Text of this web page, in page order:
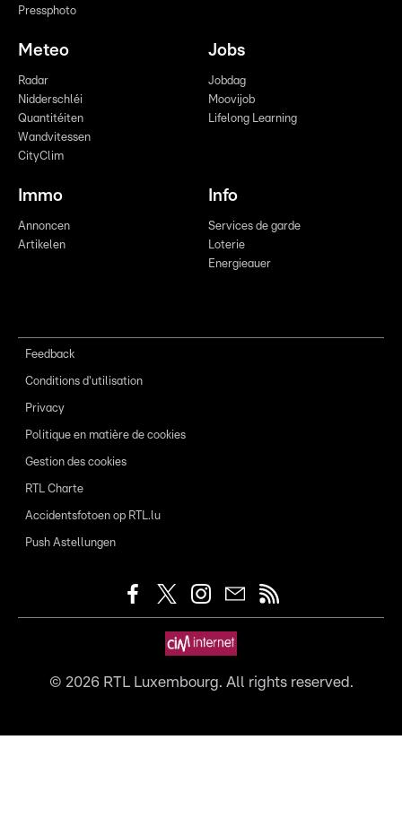
Pressphoto
Meteo
Radar
Nidderschléi
Quantitéiten
Wandvitessen
CityClim
Jobs
Jobdag
Moovijob
Lifelong Learning
Immo
Annoncen
Artikelen
Info
Services de garde
Loterie
Energieauer
Feedback
Conditions d'utilisation
Privacy
Politique en matière de cookies
Gestion des cookies
RTL Charte
Accidentsfotoen op RTL.lu
Push Astellungen
© 2026RTL Luxembourg. All rights reserved.